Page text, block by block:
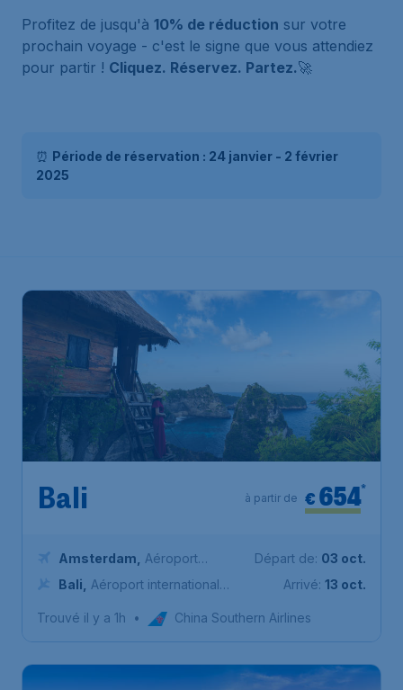
Profitez de jusqu'à 10% de réduction sur votre
prochain voyage - c'est le signe que vous attendiez
pour partir ! Cliquez. Réservez. Partez.🚀
⏰ Période de réservation : 24 janvier - 2 février
2025
Bali €654*
à partir de
Amsterdam
Aéroport
Schiphol (Amsterdam)
Bali
Aéroport international
Départ de: 03 oct.
Arrivé: 13 oct.
Trouvé il y a 1h • China Southern Airlines